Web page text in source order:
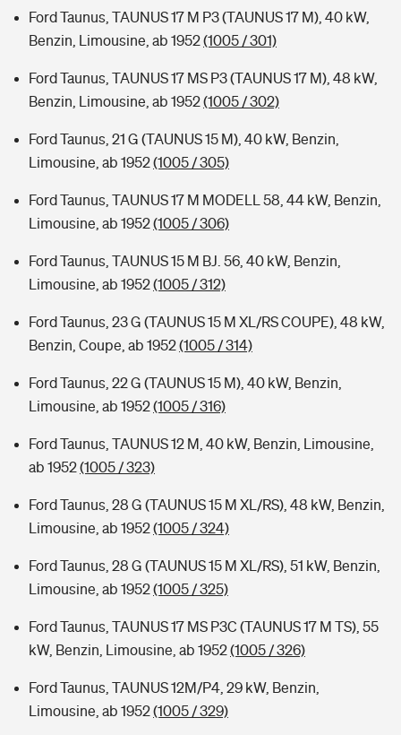
Ford Taunus, TAUNUS 17 M P3 (TAUNUS 17 M), 40 kW,
Benzin, Limousine, ab 1952(1005 / 301)
Ford Taunus, TAUNUS 17 MS P3 (TAUNUS 17 M), 48 kW,
Benzin, Limousine, ab 1952(1005 / 302)
Ford Taunus, 21 G (TAUNUS 15 M), 40 kW, Benzin,
Limousine, ab 1952(1005 / 305)
Ford Taunus, TAUNUS 17 M MODELL 58, 44 kW, Benzin,
Limousine, ab 1952(1005 / 306)
Ford Taunus, TAUNUS 15 M BJ. 56, 40 kW, Benzin,
Limousine, ab 1952(1005 / 312)
Ford Taunus, 23 G (TAUNUS 15 M XL/RS COUPE), 48 kW,
Benzin, Coupe, ab 1952(1005 / 314)
Ford Taunus, 22 G (TAUNUS 15 M), 40 kW, Benzin,
Limousine, ab 1952(1005 / 316)
Ford Taunus, TAUNUS 12 M, 40 kW, Benzin, Limousine,
ab 1952(1005 / 323)
Ford Taunus, 28 G (TAUNUS 15 M XL/RS), 48 kW, Benzin,
Limousine, ab 1952(1005 / 324)
Ford Taunus, 28 G (TAUNUS 15 M XL/RS), 51 kW, Benzin,
Limousine, ab 1952(1005 / 325)
Ford Taunus, TAUNUS 17 MS P3C (TAUNUS 17 M TS), 55
kW, Benzin, Limousine, ab 1952(1005 / 326)
Ford Taunus, TAUNUS 12M/P4, 29 kW, Benzin,
Limousine, ab 1952(1005 / 329)